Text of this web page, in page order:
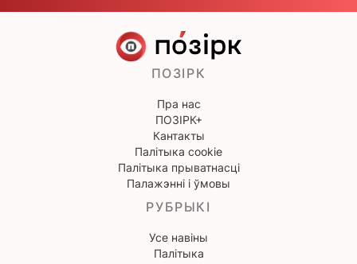
ПОЗІРК
Пра нас
ПОЗІРК+
Кантакты
Палітыка cookie
Палітыка прыватнасці
Палажэнні і ўмовы
РУБРЫКІ
Усе навіны
Палітыка